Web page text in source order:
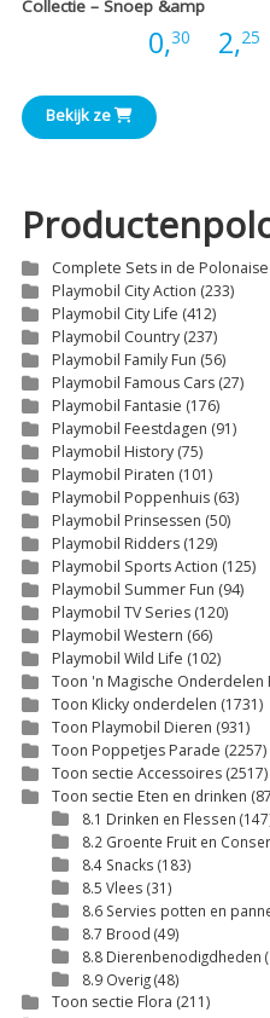
Collectie – Snoep &amp
0,30 2,25
Bekijk ze
Complete Sets in de Polonaise
Playmobil City Action (233)
Playmobil City Life (412)
Playmobil Country (237)
Playmobil Family Fun (56)
Playmobil Famous Cars (27)
Playmobil Fantasie (176)
Playmobil Feestdagen (91)
Playmobil History (75)
Playmobil Piraten (101)
Playmobil Poppenhuis (63)
Playmobil Prinsessen (50)
Playmobil Ridders (129)
Playmobil Sports Action (125)
Playmobil Summer Fun (94)
Playmobil TV Series (120)
Playmobil Western (66)
Playmobil Wild Life (102)
Toon 'n Magische Onderdelen
Toon Klicky onderdelen (1731)
Toon Playmobil Dieren (931)
Toon Poppetjes Parade (2257)
Toon sectie Accessoires (2517)
Toon sectie Eten en drinken
8.1 Drinken en Flessen
8.2 Groente Fruit en
8.4 Snacks (183)
8.5 Vlees (31)
8.6 Servies potten en
8.7 Brood (49)
8.8 Dierenbenodigdheden
8.9 Overig(48)
Toon sectie Flora (211)